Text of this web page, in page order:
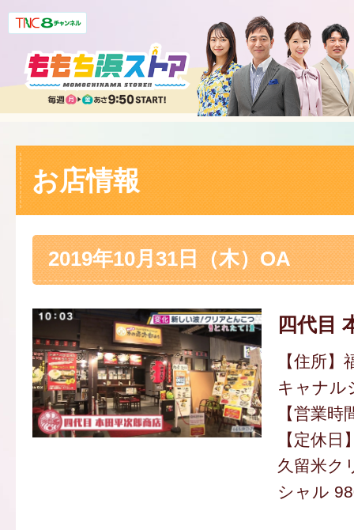
お店情報
2019年10月31日（木）OA
四代目
【住所
キャナル
【営業
【定休日
久留米ク
シャル